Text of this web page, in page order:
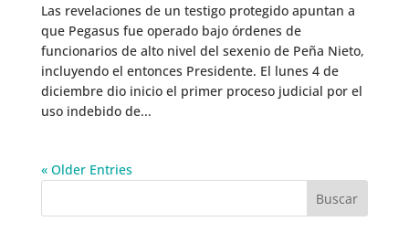
Las revelaciones de un testigo protegido apuntan a
que Pegasus fue operado bajo órdenes de
funcionarios de alto nivel del sexenio de Peña Nieto,
incluyendo el entonces Presidente. El lunes 4 de
diciembre dio inicio el primer proceso judicial por el
uso indebido de...
« Older Entries